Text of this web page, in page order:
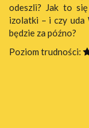
odeszli? Jak to
izolatki – i czy uda
będzie za późno?
Poziom trudności: